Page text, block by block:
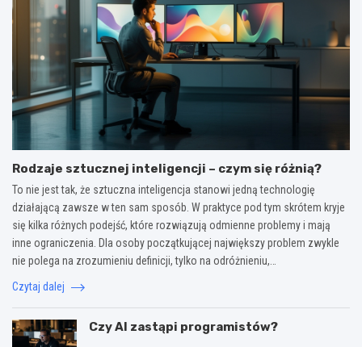
Rodzaje sztucznej inteligencji – czym się różnią?
To nie jest tak, że sztuczna inteligencja stanowi jedną technologię
działającą zawsze w ten sam sposób. W praktyce pod tym skrótem kryje
się kilka różnych podejść, które rozwiązują odmienne problemy i mają
inne ograniczenia. Dla osoby początkującej największy problem zwykle
nie polega na zrozumieniu definicji, tylko na odróżnieniu,…
Czytaj dalej
Czy AI zastąpi programistów?